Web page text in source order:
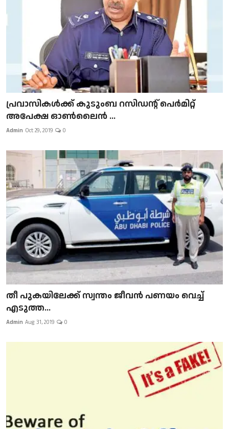
പ്രവാസികള്‍ക്ക് കുടുംബ റസിഡന്റ് പെർമിറ്റ്
അപേക്ഷ ഓൺലൈൻ ...
Admin Oct 29, 2019 0
​​​​​​​തീ പുകയിലേക്ക് സ്വന്തം ജീവന്‍ പണയം വെച്ച്
എടുത്ത...
Admin Aug 31, 2019 0